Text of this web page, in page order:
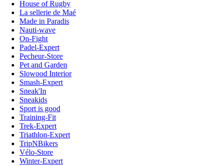
House of Rugby
La sellerie de Maé
Made in Paradis
Nauti-wave
On-Fight
Padel-Expert
Pecheur-Store
Pet and Garden
Slowood Interior
Smash-Expert
Sneak'In
Sneakids
Sport is good
Training-Fit
Trek-Expert
Triathlon-Expert
TripNBikers
Vélo-Store
Winter-Expert